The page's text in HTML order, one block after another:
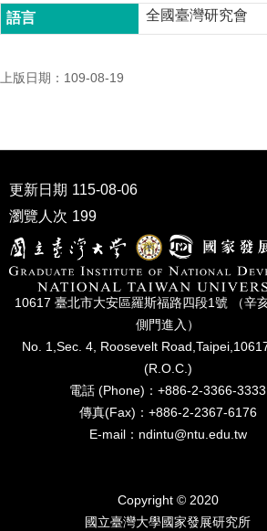
學
術
究
發
研
究
期
刊
口
試
全國臺灣研究會
上版日期：109-08-19
更新日期 115-08-06
瀏覽人次 199
10617 臺北市⼤安區羅斯福路四段1號 （辛
側⾨進入）
No. 1,Sec. 4, Roosevelt
(R.O.C.)
電話 (Phone)：+886-2-3366-3333
傳真(Fax)：+886-2-2367-6176
E-mail：ndintu@ntu.edu.tw
Copyright © 2020
國立臺灣⼤學國家發展研究所